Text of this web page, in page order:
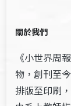
關於我們
《小世界周
物，創刊至
排版至印刷